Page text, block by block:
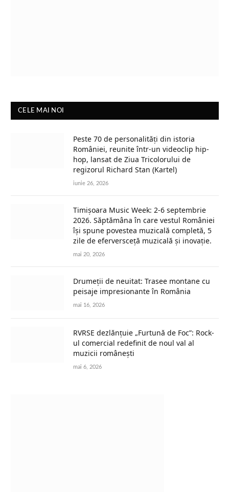
CELE MAI NOI
Peste 70 de personalități din istoria
României, reunite într-un videoclip hip-
hop, lansat de Ziua Tricolorului de
regizorul Richard Stan (Kartel)
iunie 26, 2026
Timișoara Music Week: 2-6 septembrie
2026. Săptămâna în care vestul României
își spune povestea muzicală completă, 5
zile de eferversceță muzicală și inovație.
mai 20, 2026
Drumeții de neuitat: Trasee montane cu
peisaje impresionante în România
mai 16, 2026
RVRSE dezlănțuie „Furtună de Foc”: Rock-
ul comercial redefinit de noul val al
muzicii românești
mai 6, 2026